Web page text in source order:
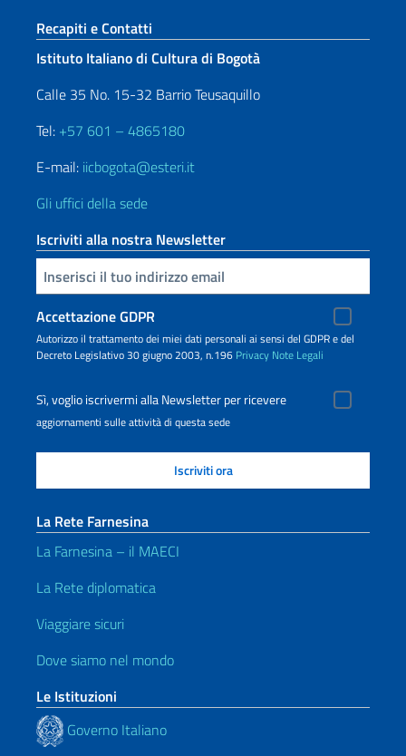
Sezione footer
Recapiti e Contatti
Istituto Italiano di Cultura di Bogotà
Calle 35 No. 15-32 Barrio Teusaquillo
Tel: +57 601 – 4865180
E-mail: iicbogota@esteri.it
Gli uffici della sede
Iscriviti alla nostra Newsletter
Inserisci la tua email
Accettazione GDPR
Autorizzo il trattamento dei miei dati personali ai sensi del GDPR e del
Decreto Legislativo 30 giugno 2003, n.196 Privacy Note Legali
Sì, voglio iscrivermi alla Newsletter per ricevere
aggiornamenti sulle attività di questa sede
La Rete Farnesina
La Farnesina – il MAECI
La Rete diplomatica
Viaggiare sicuri
Dove siamo nel mondo
Le Istituzioni
Governo Italiano